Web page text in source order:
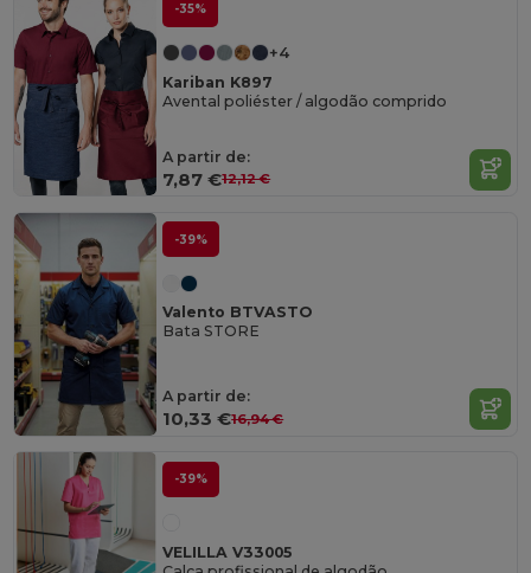
-35%
+4
Kariban K897
Avental poliéster / algodão comprido
A partir de:
7,87 €12,12 €
-39%
Valento BTVASTO
Bata STORE
A partir de:
10,33 €16,94 €
-39%
VELILLA V33005